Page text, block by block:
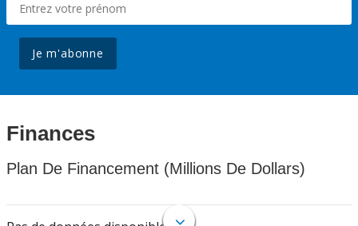
Je m'abonne
Finances
Plan De Financement (Millions De Dollars)